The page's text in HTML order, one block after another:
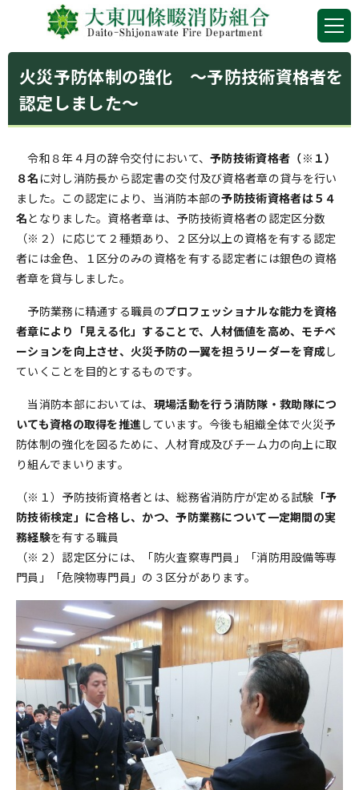
火災予防体制の強化 ～予防技術資格者を
認定しました～
令和８年４月の辞令交付において、予防技術資格者（※１）
８名 に対し消防長から認定書の交付及び資格者章の貸与を行い
ました。この認定により、当消防本部の予防技術資格者は５４
名となりました。資格者章は、予防技術資格者の認定区分数
（※２）に応じて２種類あり、２区分以上の資格を有する認定
者には金色、１区分のみの資格を有する認定者には銀色の資格
者章を貸与しました。
予防業務に精通する職員のプロフェッショナルな能力を資格
者章により「見える化」することで、人材価値を高め、モチベ
ーションを向上させ、火災予防の一翼を担うリーダーを育成し
ていくことを目的とするものです。
当消防本部においては、 現場活動を行う消防隊・救助隊につ
いても資格の取得を推進 しています。今後も組織全体で火災予
防体制の強化を図るために、人材育成及びチーム力の向上に取
り組んでまいります。
（※１）予防技術資格者とは、総務省消防庁が定める試験 「予
防技術検定」に合格し、かつ、予防業務について一定期間の実
務経験を有する職員
（※２）認定区分には、「防火査察専門員」「消防用設備等専
門員」「危険物専門員」の３区分があります。